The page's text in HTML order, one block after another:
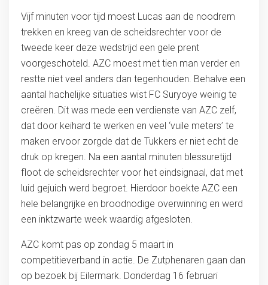
Vijf minuten voor tijd moest Lucas aan de noodrem
trekken en kreeg van de scheidsrechter voor de
tweede keer deze wedstrijd een gele prent
voorgeschoteld. AZC moest met tien man verder en
restte niet veel anders dan tegenhouden. Behalve een
aantal hachelijke situaties wist FC Suryoye weinig te
creëren. Dit was mede een verdienste van AZC zelf,
dat door keihard te werken en veel ‘vuile meters’ te
maken ervoor zorgde dat de Tukkers er niet echt de
druk op kregen. Na een aantal minuten blessuretijd
floot de scheidsrechter voor het eindsignaal, dat met
luid gejuich werd begroet. Hierdoor boekte AZC een
hele belangrijke en broodnodige overwinning en werd
een inktzwarte week waardig afgesloten.
AZC komt pas op zondag 5 maart in
competitieverband in actie. De Zutphenaren gaan dan
op bezoek bij Eilermark. Donderdag 16 februari